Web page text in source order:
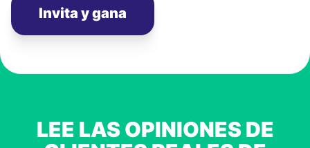
Invita y gana
LEE LAS OPINIONES DE